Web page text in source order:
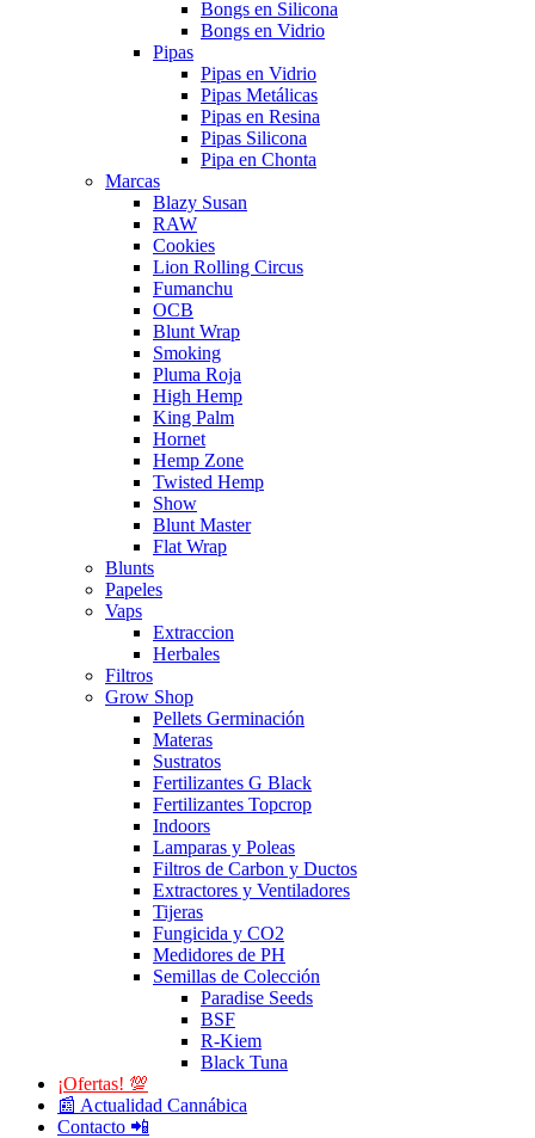
Bongs en Silicona
Bongs en Vidrio
Pipas
Pipas en Vidrio
Pipas Metálicas
Pipas en Resina
Pipas Silicona
Pipa en Chonta
Marcas
Blazy Susan
RAW
Cookies
Lion Rolling Circus
Fumanchu
OCB
Blunt Wrap
Smoking
Pluma Roja
High Hemp
King Palm
Hornet
Hemp Zone
Twisted Hemp
Show
Blunt Master
Flat Wrap
Blunts
Papeles
Vaps
Extraccion
Herbales
Filtros
Grow Shop
Pellets Germinación
Materas
Sustratos
Fertilizantes G Black
Fertilizantes Topcrop
Indoors
Lamparas y Poleas
Filtros de Carbon y Ductos
Extractores y Ventiladores
Tijeras
Fungicida y CO2
Medidores de PH
Semillas de Colección
Paradise Seeds
BSF
R-Kiem
Black Tuna
¡Ofertas! 💯
📰 Actualidad Cannábica
Contacto 📲